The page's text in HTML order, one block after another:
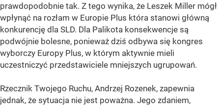
prawdopodobnie tak. Z tego wynika, że Leszek Miller mógł
wpłynąć na rozłam w Europie Plus która stanowi główną
konkurencję dla SLD. Dla Palikota konsekwencje są
podwójnie bolesne, ponieważ dziś odbywa się kongres
wyborczy Europy Plus, w którym aktywnie mieli
uczestniczyć przedstawiciele mniejszych ugrupowań.
Rzecznik Twojego Ruchu, Andrzej Rozenek, zapewnia
jednak, że sytuacja nie jest poważna. Jego zdaniem,